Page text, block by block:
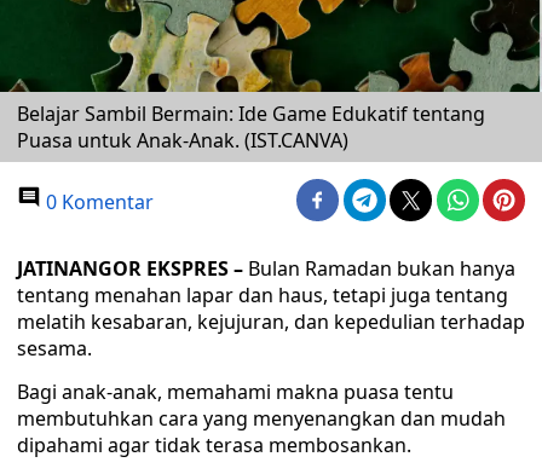
Belajar Sambil Bermain: Ide Game Edukatif tentang
Puasa untuk Anak-Anak. (IST.CANVA)
0 Komentar
JATINANGOR EKSPRES – Bulan Ramadan bukan hanya
tentang menahan lapar dan haus, tetapi juga tentang
melatih kesabaran, kejujuran, dan kepedulian terhadap
sesama.
Bagi anak-anak, memahami makna puasa tentu
membutuhkan cara yang menyenangkan dan mudah
dipahami agar tidak terasa membosankan.